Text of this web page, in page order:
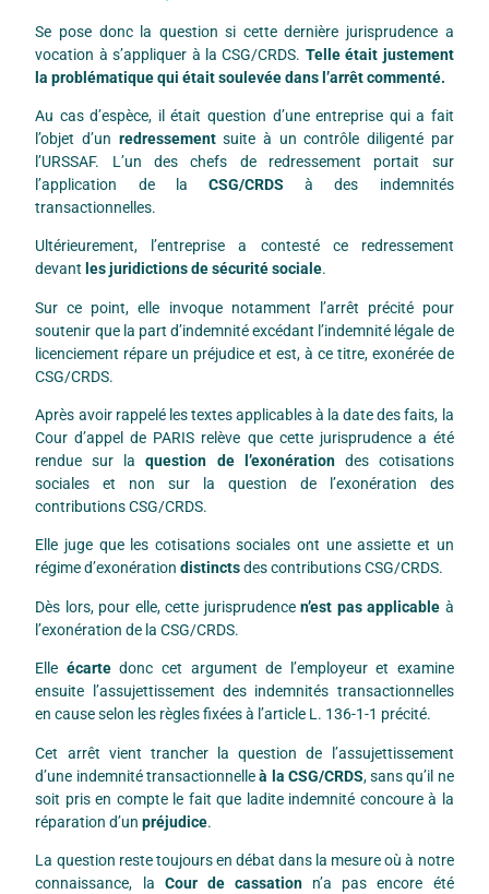
Se pose donc la question si cette dernière jurisprudence a
vocation à s’appliquer à la CSG/CRDS. Telle était justement
la problématique qui était soulevée dans l’arrêt commenté.
Au cas d’espèce, il était question d’une entreprise qui a fait
l’objet d’un redressementsuite à un contrôle diligenté par
l’URSSAF. L’un des chefs de redressement portait sur
l’application de la CSG/CRDS à des indemnités
transactionnelles.
Ultérieurement, l’entreprise a contesté ce redressement
devant les juridictions de sécurité sociale.
Sur ce point, elle invoque notamment l’arrêt précité pour
soutenir que la part d’indemnité excédant l’indemnité légale de
licenciement répare un préjudice et est, à ce titre, exonérée de
CSG/CRDS.
Après avoir rappelé les textes applicables à la date des faits, la
Cour d’appel de PARIS relève que cette jurisprudence a été
rendue sur laquestion de l’exonérationdes cotisations
sociales et non sur la question de l’exonération des
contributions CSG/CRDS.
Elle juge que les cotisations sociales ont une assiette et un
régime d’exonérationdistinctsdes contributions CSG/CRDS.
Dès lors, pour elle, cette jurisprudencen’est pas applicable à
l’exonération de la CSG/CRDS.
Elle écartedonc cet argument de l’employeur et examine
ensuite l’assujettissement des indemnités transactionnelles
en cause selon les règles fixées à l’article L. 136-1-1 précité.
Cet arrêt vient trancher la question de l’assujettissement
d’une indemnité transactionnelleà la CSG/CRDS, sans qu’il ne
soit pris en compte le fait que ladite indemnité concoure à la
réparation d’unpréjudice.
La question reste toujours en débat dans la mesure où à notre
connaissance, la Cour de cassation n’a pas encore été